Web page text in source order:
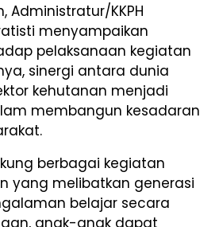
Administratur/KKPH
menyampaikan
pelaksanaan kegiatan
sinergi antara dunia
kehutanan menjadi
membangun kesadaran
berbagai kegiatan
yang melibatkan generasi
belajar secara
anak-anak dapat